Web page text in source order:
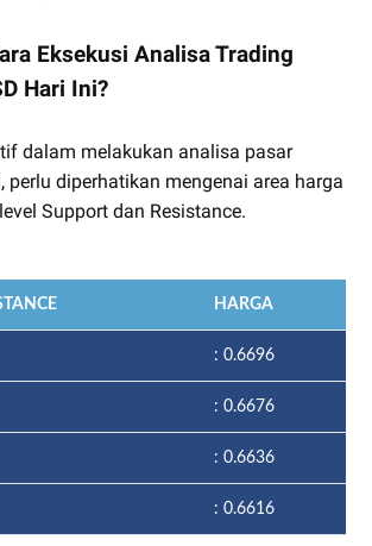
Eksekusi Analisa Trading
Hari Ini?
dalam melakukan analisa pasar
perlu diperhatikan mengenai area harga
Support dan Resistance.
HARGA
: 0.6696
: 0.6676
: 0.6636
: 0.6616